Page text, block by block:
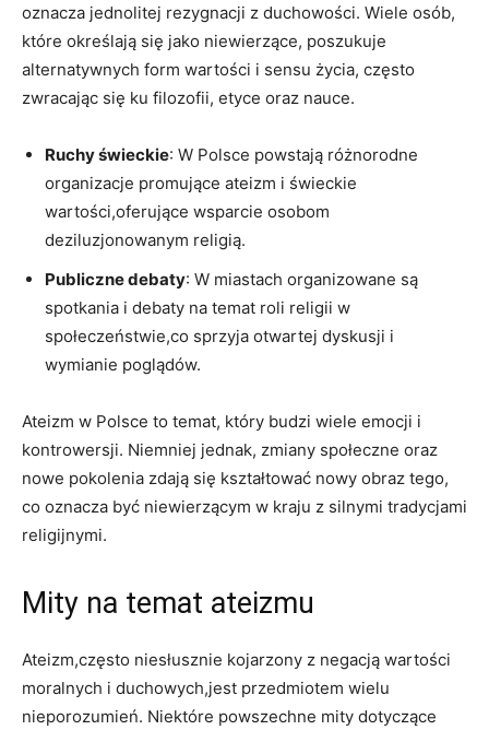
‌oznacza jednolitej rezygnacji z‍ duchowości. Wiele osób,
które określają się jako niewierzące, poszukuje
alternatywnych form wartości i sensu życia, ​często
zwracając⁢ się ku filozofii,⁣ etyce oraz nauce.
Ruchy świeckie: W Polsce powstają różnorodne
organizacje promujące ateizm ​i świeckie
wartości,oferujące wsparcie osobom
deziluzjonowanym religią.
Publiczne debaty: W miastach organizowane są
spotkania i debaty‍ na temat roli religii w
społeczeństwie,co sprzyja otwartej dyskusji i
wymianie poglądów.
Ateizm w Polsce to temat, który budzi‌ wiele emocji i
kontrowersji. Niemniej jednak, zmiany społeczne oraz⁣
nowe pokolenia zdają się kształtować nowy obraz tego,
co oznacza być niewierzącym w kraju z ‌silnymi tradycjami
religijnymi.
Mity na temat ateizmu
Ateizm,często niesłusznie kojarzony z negacją ‌wartości
moralnych i duchowych,jest przedmiotem wielu
nieporozumień. ⁢Niektóre powszechne mity dotyczące